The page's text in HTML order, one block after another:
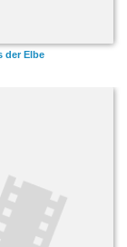
der Elbe